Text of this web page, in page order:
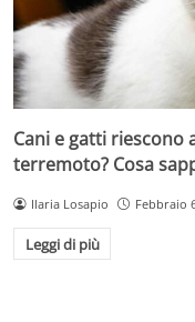
Cani e gatti riescono
terremoto? Cosa
Ilaria Losapio Febbraio
Leggi di più